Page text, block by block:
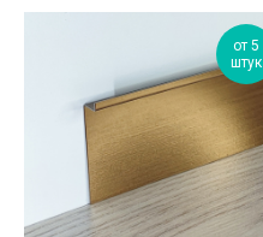
от 5
штук